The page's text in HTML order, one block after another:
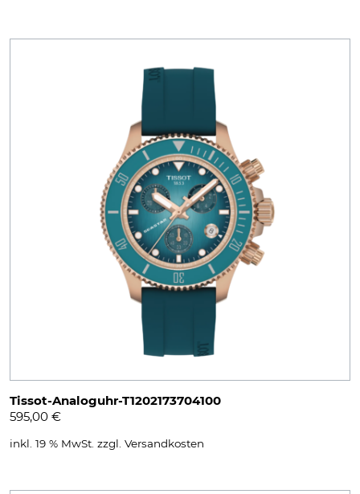
Tissot-Analoguhr-T1202173704100
595,00 €
inkl. 19 % MwSt. zzgl. Versandkosten